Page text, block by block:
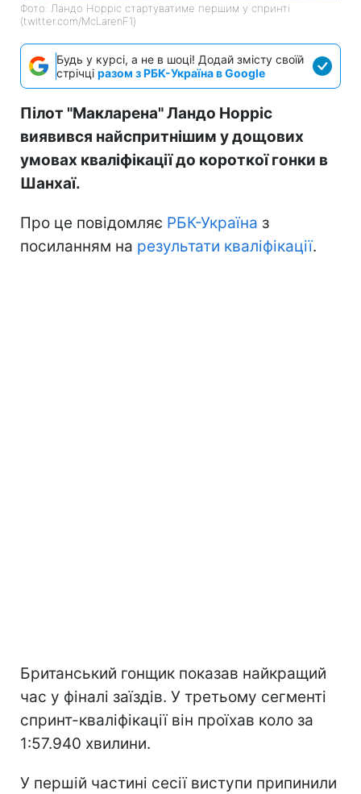
Фото: Ландо Норріс стартуватиме першим у спринті
(twitter.com/McLarenF1)
Будь у курсі, а не в шоці! Додай змісту своїй
стрічці разом з РБК-Україна в Google
Пілот "Макларена" Ландо Норріс
виявився найспритнішим у дощових
умовах кваліфікації до короткої гонки в
Шанхаї.
Про це повідомляє РБК-Україна з
посиланням на результати кваліфікації.
Британський гонщик показав найкращий
час у фіналі заїздів. У третьому сегменті
спринт-кваліфікації він проїхав коло за
1:57.940 хвилини.
У першій частині сесії виступи припинили